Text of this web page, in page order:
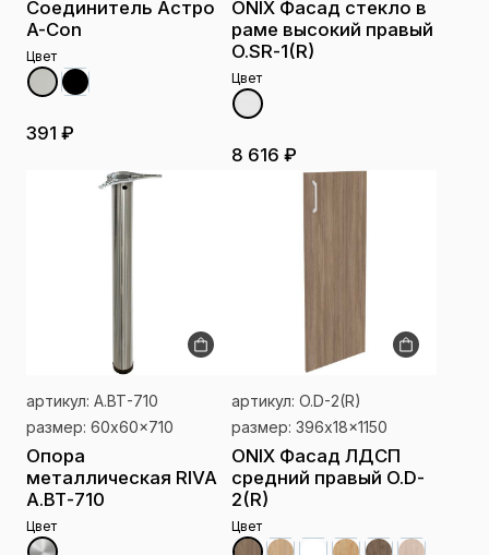
Соединитель Астро
A-Con
Цвет
391 ₽
ONIX Фасад стекло в
раме высокий правый
O.SR-1(R)
Цвет
8 616 ₽
артикул: А.ВТ-710
размер: 60x60x710
Опора
металлическая RIVA
А.ВТ-710
Цвет
артикул: O.D-2(R)
размер: 396x18x1150
ONIX Фасад ЛДСП
средний правый O.D-
2(R)
Цвет